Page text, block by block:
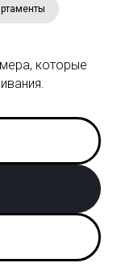
которые